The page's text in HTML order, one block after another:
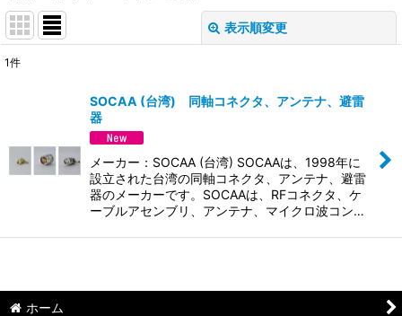
表示順変更
絞り込む
1件
SOCAA (台湾) 同軸コネクタ、アンテナ、避雷
器
メーカー：SOCAA (台湾) SOCAAは、1998年に
設立された台湾の同軸コネクタ、アンテナ、避雷
器のメーカーです。SOCAAは、RFコネクタ、ケ
ーブルアセンブリ、アンテナ、マイクロ波コン…
ホーム